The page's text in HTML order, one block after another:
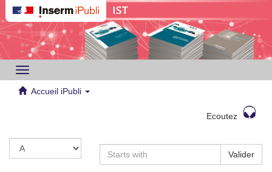
Toggle
navigation
Accueil iPubli
Ecoutez
Valider